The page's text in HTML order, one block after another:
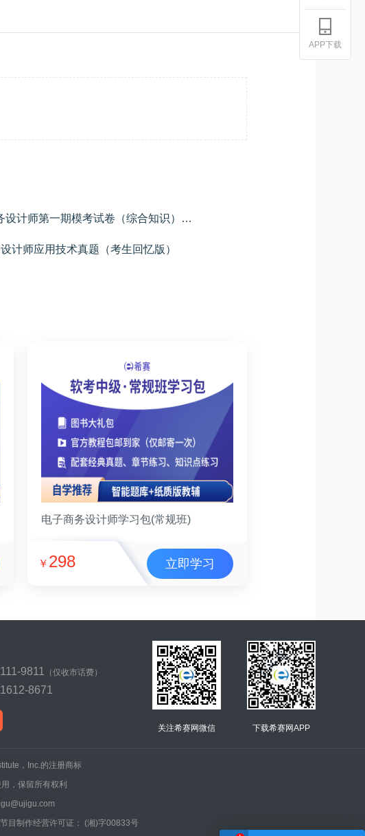
2026上半年电子商务设计师第一期模考试卷（综合知识）学员专用
计师应用技术真题（考生回忆版）
电子商务设计师学习包(常规班)
￥ 298 立即学习
9811
（仅收市话费）
8671
关注希赛网微信 下载希赛网APP
，Inc.的注册商标
，保留所有权利
制作经营许可证： (湘)字00833号
APP下载